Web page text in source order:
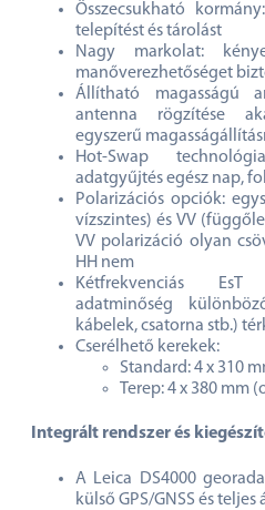
Összecsukható
telepítést és tárolást
Nagy markolat:
manőverezhetőséget
Állítható magasságú
antenna rögzítése
egyszerű
Hot-Swap
adatgyűjtés egész nap,
Polarizációs opciók:
vízszintes) és VV
VV polarizáció olyan
HH nem
Kétfrekvenciás
adatminőség
kábelek, csatorna stb.)
Cserélhető kerekek:
Standard: 4 x 310
Terep: 4 x 380 mm
Integrált rendszer és
A Leica DS4000
külső GPS/GNSS és